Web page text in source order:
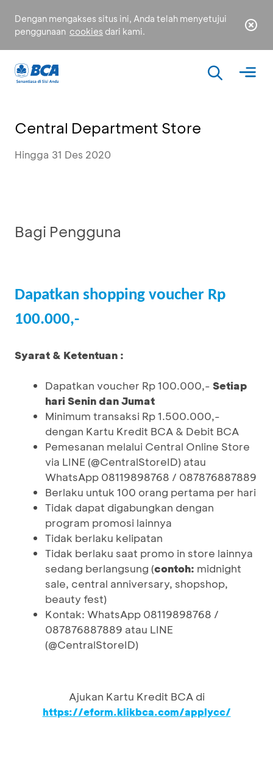
Dengan mengakses situs ini, Anda telah menyetujui
penggunaan cookies dari kami.
Central Department Store
Hingga 31 Des 2020
Bagi Pengguna
Dapatkan shopping voucher Rp
100.000,-
Syarat & Ketentuan :
Dapatkan voucher Rp 100.000,- Setiap
hari Senin dan Jumat
Minimum transaksi Rp 1.500.000,-
dengan Kartu Kredit BCA & Debit BCA
Pemesanan melalui Central Online Store
via LINE (@CentralStoreID) atau
WhatsApp 08119898768 / 087876887889
Berlaku untuk 100 orang pertama per hari
Tidak dapat digabungkan dengan
program promosi lainnya
Tidak berlaku kelipatan
Tidak berlaku saat promo in store lainnya
sedang berlangsung (contoh: midnight
sale, central anniversary, shopshop,
beauty fest)
Kontak: WhatsApp 08119898768 /
087876887889 atau LINE
(@CentralStoreID)
Ajukan Kartu Kredit BCA di
https://eform.klikbca.com/applycc/